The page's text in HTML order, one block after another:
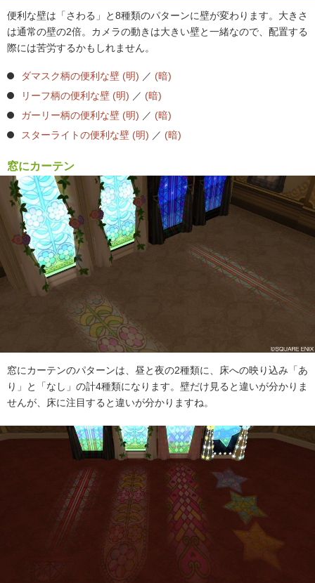
便利な壁は「さわる」と8種類のパターンに壁が変わります。大きさ
は通常の壁の2倍。カメラの動きは大きい壁と一緒なので、配置する
際には苦労するかもしれません。
ダマスク柄の便利な壁 (明) ／ (暗)
リーフ柄の便利な壁 (明) ／ (暗)
ガーリー柄の便利な壁 (明) ／ (暗)
スターライトの便利な壁 (明) ／ (暗)
窓にカーテン
窓にカーテンのパターンは、昼と夜の2種類に、床への映り込み「あ
り」と「なし」の計4種類になります。壁だけ見ると違いが分かりま
せんが、床に注目すると違いが分かりますね。